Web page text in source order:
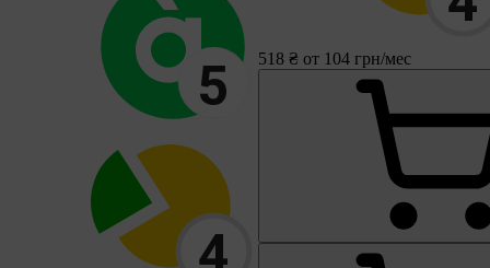
518 ₴ от 104 грн/мес